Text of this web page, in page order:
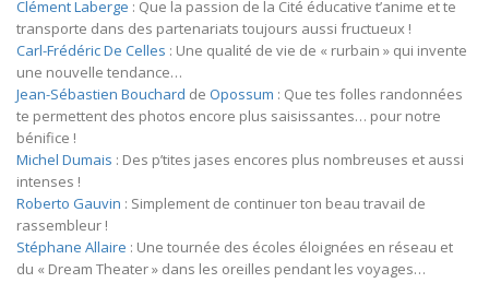
Clément Laberge : Que la passion de la Cité éducative t’anime et te
transporte dans des partenariats toujours aussi fructueux !
Carl-Frédéric De Celles : Une qualité de vie de « rurbain » qui invente
une nouvelle tendance…
Jean-Sébastien Bouchard de Opossum : Que tes folles randonnées
te permettent des photos encore plus saisissantes… pour notre
bénifice !
Michel Dumais : Des p’tites jases encores plus nombreuses et aussi
intenses !
Roberto Gauvin : Simplement de continuer ton beau travail de
rassembleur !
Stéphane Allaire : Une tournée des écoles éloignées en réseau et
du « Dream Theater » dans les oreilles pendant les voyages…